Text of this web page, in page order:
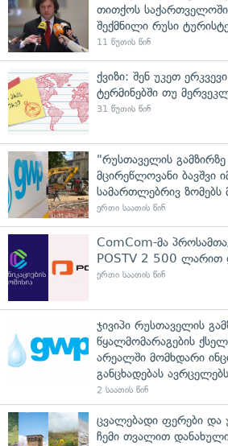
თითქოს
შექმნილი რუსი
11 წუთის წინ
ქვიზი: შენ უკეთ
ტერმინებში თუ
31 წუთის წინ
"რუსთაველის
მცირეწლოვანი
სამართლებრივ ზომებს
ერთი საათის წინ
ComCom-მა
POSTV 2 500 ლარით
ერთი საათის წინ
ჯივიპი რუსთაველის
წყალმომარაგების
არეალში მომხდარი
განცხადებას ავრცელებს
2 საათის წინ
ცვალებადი ფერები
ჩემი თვალით